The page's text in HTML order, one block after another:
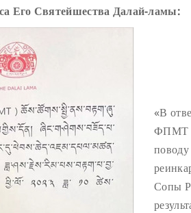
Его Святейшества Далай-ламы:
«В
ФПМТ
Сопы